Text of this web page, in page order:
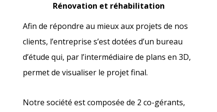
Rénovation et réhabilitation
Afin de répondre au mieux aux projets de nos
clients, l’entreprise s’est dotées d’un bureau
d’étude qui, par l’intermédiaire de plans en 3D,
permet de visualiser le projet final.
Notre société est composée de 2 co-gérants,